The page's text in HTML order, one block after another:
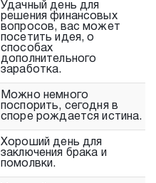
Удачный день для
решения финансовых
вопросов, вас может
посетить идея, о
способах
дополнительного
заработка.
Можно немного
поспорить, сегодня в
споре рождается истина.
Хороший день для
заключения брака и
помолвки.